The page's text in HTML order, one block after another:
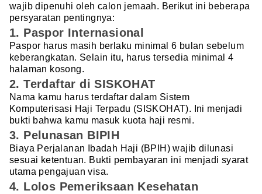
wajib dipenuhi oleh calon jemaah. Berikut ini beberapa
persyaratan pentingnya:
1. Paspor Internasional
Paspor harus masih berlaku minimal 6 bulan sebelum
keberangkatan. Selain itu, harus tersedia minimal 4
halaman kosong.
2. Terdaftar di SISKOHAT
Nama kamu harus terdaftar dalam Sistem
Komputerisasi Haji Terpadu (SISKOHAT). Ini menjadi
bukti bahwa kamu masuk kuota haji resmi.
3. Pelunasan BIPIH
Biaya Perjalanan Ibadah Haji (BPIH) wajib dilunasi
sesuai ketentuan. Bukti pembayaran ini menjadi syarat
utama pengajuan visa.
4. Lolos Pemeriksaan Kesehatan